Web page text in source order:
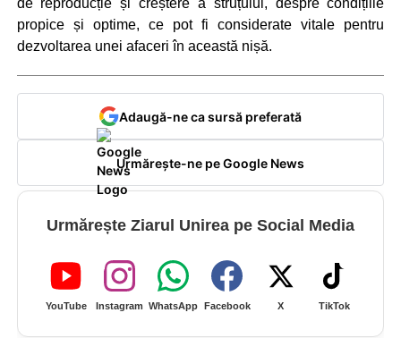
propice și optime, ce pot fi considerate vitale pentru
dezvoltarea unei afaceri în această nișă.
Adaugă-ne ca sursă preferată
Urmărește-ne pe Google News
Urmărește Ziarul Unirea pe Social Media
YouTube Instagram WhatsApp Facebook X TikTok